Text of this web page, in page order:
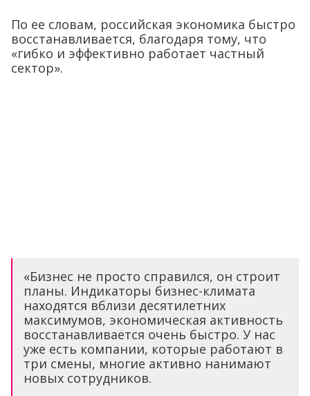
По ее словам, российская экономика быстро
восстанавливается, благодаря тому, что
«гибко и эффективно работает частный
сектор».
«Бизнес не просто справился, он строит
планы. Индикаторы бизнес-климата
находятся вблизи десятилетних
максимумов, экономическая активность
восстанавливается очень быстро. У нас
уже есть компании, которые работают в
три смены, многие активно нанимают
новых сотрудников.